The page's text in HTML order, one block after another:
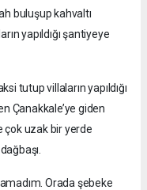
buluşup kahvaltı
yapıldığı şantiyeye
tutup villaların yapıldığı
Çanakkale’ye giden
çok uzak bir yerde
Orada şebeke